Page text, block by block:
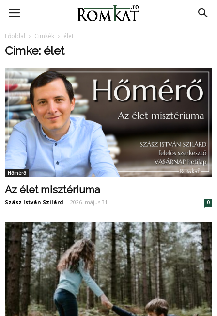
RomKat.ro
Főoldal Cimkék élet
Cimke: élet
Hőmérő
Az élet misztériuma
Szász István Szilárd - 2026. május 31. 0